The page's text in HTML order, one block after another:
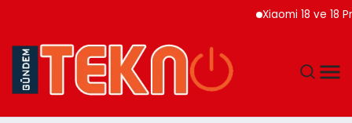
Xiaomi 18 ve 18 Pro